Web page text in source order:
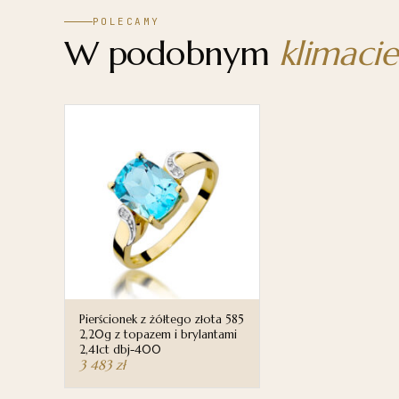
POLECAMY
W podobnym klimacie
Pierścionek z żółtego złota 585
2,20g z topazem i brylantami
2,41ct dbj-400
3 483 zł